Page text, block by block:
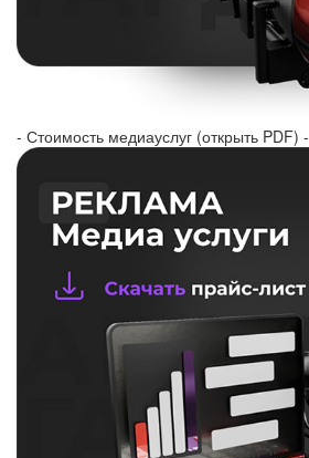
- Стоимость медиауслуг (открыть PDF) -